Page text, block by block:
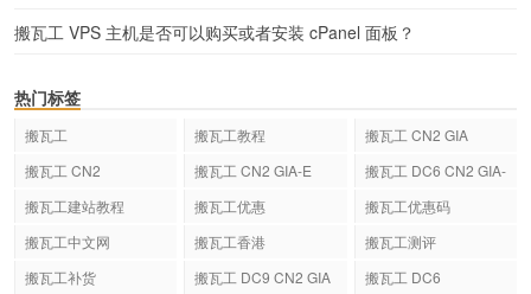
搬瓦工 VPS 主机是否可以购买或者安装 cPanel 面板？
热门标签
搬瓦工 搬瓦工教程
搬瓦工 CN2 GIA
搬瓦工 CN2
搬瓦工 CN2 GIA-E
搬瓦工 DC6 CN2 GIA-
搬瓦工建站教程 搬瓦工优惠
搬瓦工优惠码
搬瓦工中文网
搬瓦工香港
搬瓦工测评
搬瓦工补货
搬瓦工 DC9 CN2 GIA
搬瓦工 DC6